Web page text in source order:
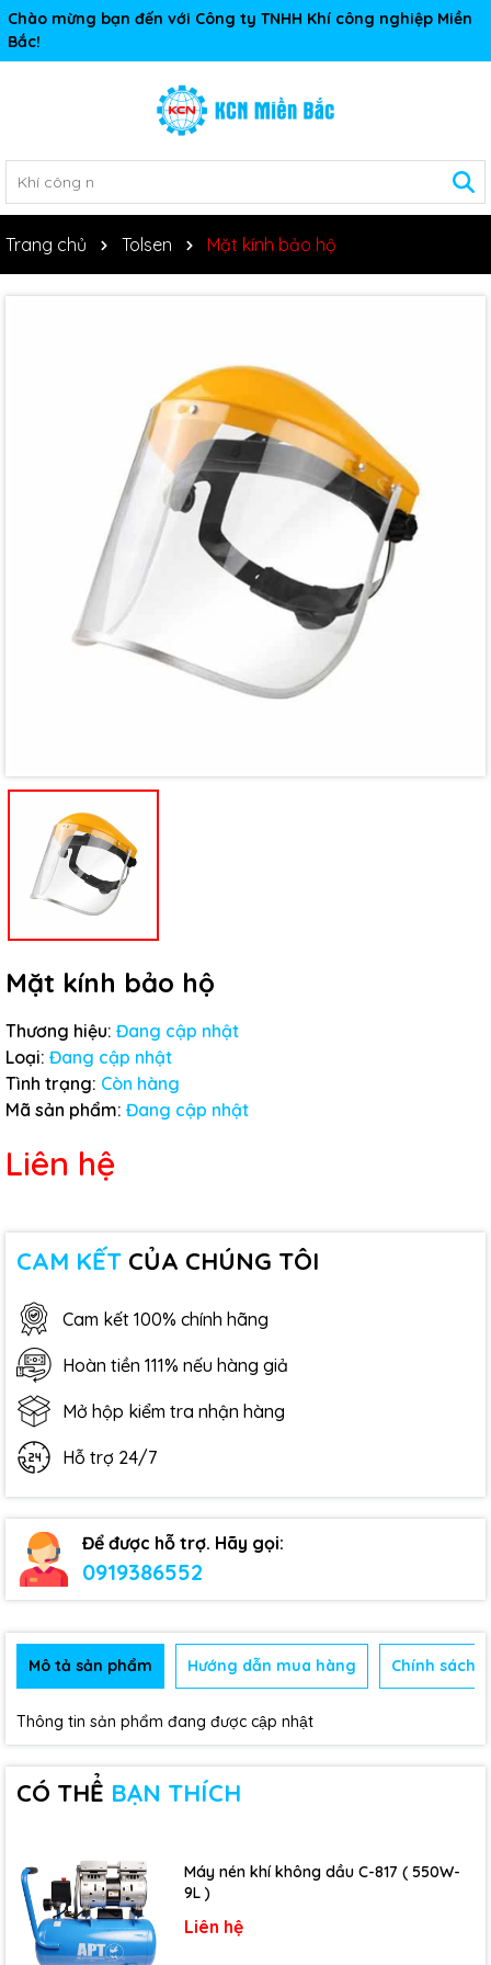
Chào mừng bạn đến với Công ty TNHH Khí công nghiệp Miền
Bắc!
Trang chủ Tolsen Mặt kính bảo hộ
Mặt kính bảo hộ
Thương hiệu: Đang cập nhật
Loại: Đang cập nhật
Tình trạng: Còn hàng
Mã sản phẩm: Đang cập nhật
Liên hệ
CAM KẾT CỦA CHÚNG TÔI
Cam kết 100% chính hãng
Hoàn tiền 111% nếu hàng giả
Mở hộp kiểm tra nhận hàng
Hỗ trợ 24/7
Để được hỗ trợ. Hãy gọi:
0919386552
Mô tả sản phẩm Hướng dẫn mua hàng Chính sách
Thông tin sản phẩm đang được cập nhật
CÓ THỂ BẠN THÍCH
Máy nén khí không dầu C-817 ( 550W-
9L )
Liên hệ